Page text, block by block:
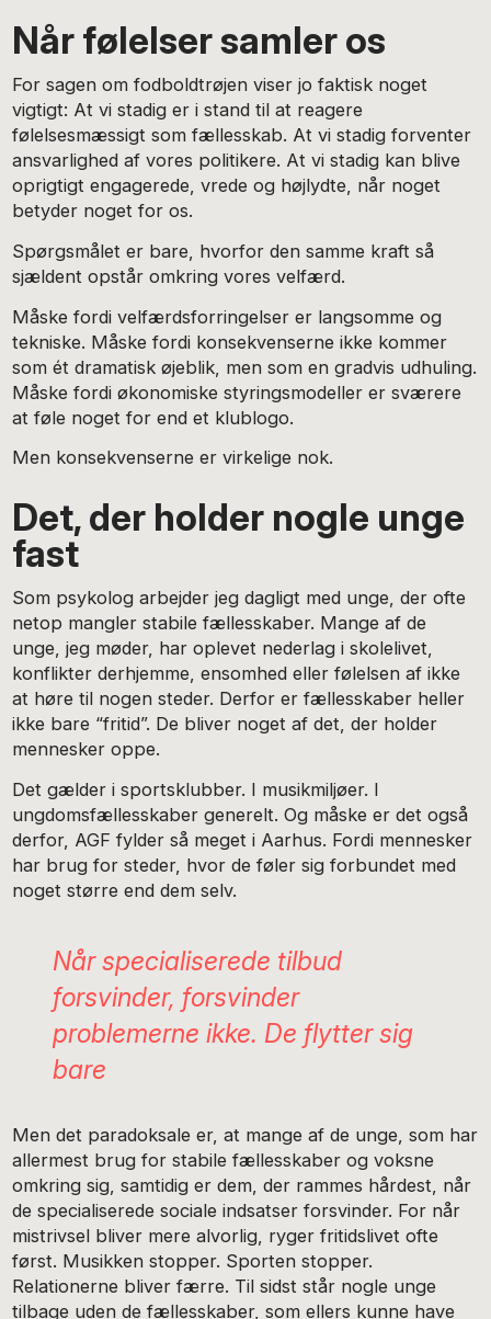
Når følelser samler os
For sagen om fodboldtrøjen viser jo faktisk noget
vigtigt: At vi stadig er i stand til at reagere
følelsesmæssigt som fællesskab. At vi stadig forventer
ansvarlighed af vores politikere. At vi stadig kan blive
oprigtigt engagerede, vrede og højlydte, når noget
betyder noget for os.
Spørgsmålet er bare, hvorfor den samme kraft så
sjældent opstår omkring vores velfærd.
Måske fordi velfærdsforringelser er langsomme og
tekniske. Måske fordi konsekvenserne ikke kommer
som ét dramatisk øjeblik, men som en gradvis udhuling.
Måske fordi økonomiske styringsmodeller er sværere
at føle noget for end et klublogo.
Men konsekvenserne er virkelige nok.
Det, der holder nogle unge
fast
Som psykolog arbejder jeg dagligt med unge, der ofte
netop mangler stabile fællesskaber. Mange af de
unge, jeg møder, har oplevet nederlag i skolelivet,
konflikter derhjemme, ensomhed eller følelsen af ikke
at høre til nogen steder. Derfor er fællesskaber heller
ikke bare “fritid”. De bliver noget af det, der holder
mennesker oppe.
Det gælder i sportsklubber. I musikmiljøer. I
ungdomsfællesskaber generelt. Og måske er det også
derfor, AGF fylder så meget i Aarhus. Fordi mennesker
har brug for steder, hvor de føler sig forbundet med
noget større end dem selv.
Når specialiserede tilbud
forsvinder, forsvinder
problemerne ikke. De flytter sig
bare
Men det paradoksale er, at mange af de unge, som har
allermest brug for stabile fællesskaber og voksne
omkring sig, samtidig er dem, der rammes hårdest, når
de specialiserede sociale indsatser forsvinder. For når
mistrivsel bliver mere alvorlig, ryger fritidslivet ofte
først. Musikken stopper. Sporten stopper.
Relationerne bliver færre. Til sidst står nogle unge
tilbage uden de fællesskaber, som ellers kunne have